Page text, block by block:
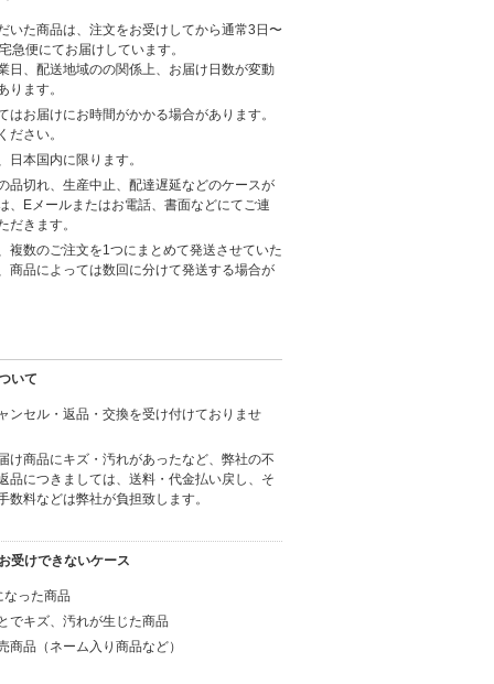
いた商品は、注文をお受けしてから通常3日〜
急便にてお届けしています。
日、配送地域のの関係上、お届け日数が変動
ります。
はお届けにお時間がかかる場合があります。
ださい。
日本国内に限ります。
品切れ、生産中止、配達遅延などのケースが
、Eメールまたはお電話、書面などにてご連
だきます。
複数のご注文を1つにまとめて発送させていた
商品によっては数回に分けて発送する場合が
いて
ンセル・返品・交換を受け付けておりませ
け商品にキズ・汚れがあったなど、弊社の不
品につきましては、送料・代金払い戻し、そ
数料などは弊社が負担致します。
受けできないケース
なった商品
でキズ、汚れが生じた商品
商品（ネーム入り商品など）